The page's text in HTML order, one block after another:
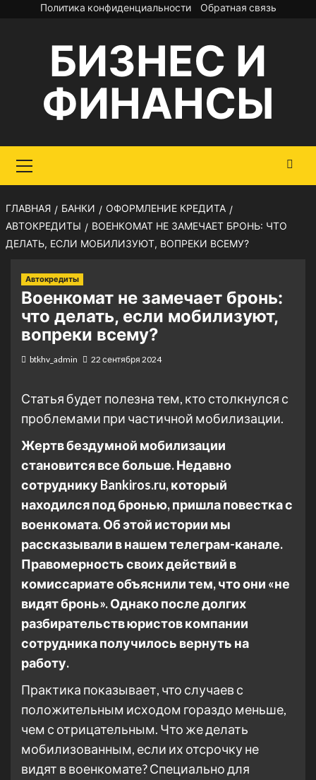
Перейти
содержимому
Политика конфиденциальности Обратная связь
БИЗНЕС И
ФИНАНСЫ
меню
ГЛАВНАЯ БАНКИ
ОФОРМЛЕНИЕ КРЕДИТА
АВТОКРЕДИТЫ
ВОЕНКОМАТ НЕ ЗАМЕЧАЕТ БРОНЬ: ЧТО
ДЕЛАТЬ, ЕСЛИ МОБИЛИЗУЮТ, ВОПРЕКИ ВСЕМУ?
Автокредиты
Военкомат не замечает бронь:
что делать, если мобилизуют,
вопреки всему?
btkhv_admin 22 сентября 2024
Статья будет полезна тем, кто столкнулся с
проблемами при частичной мобилизации.
Жертв бездумной мобилизации
становится все больше. Недавно
сотруднику Bankiros.ru, который
находился под бронью, пришла повестка с
военкомата. Об этой истории мы
рассказывали в нашем телеграм-канале.
Правомерность своих действий в
комиссариате объяснили тем, что они «не
видят бронь». Однако после долгих
разбирательств юристов компании
сотрудника получилось вернуть на
работу.
Практика показывает, что случаев с
положительным исходом гораздо меньше,
чем с отрицательным. Что же делать
мобилизованным, если их отсрочку не
видят в военкомате? Специально для